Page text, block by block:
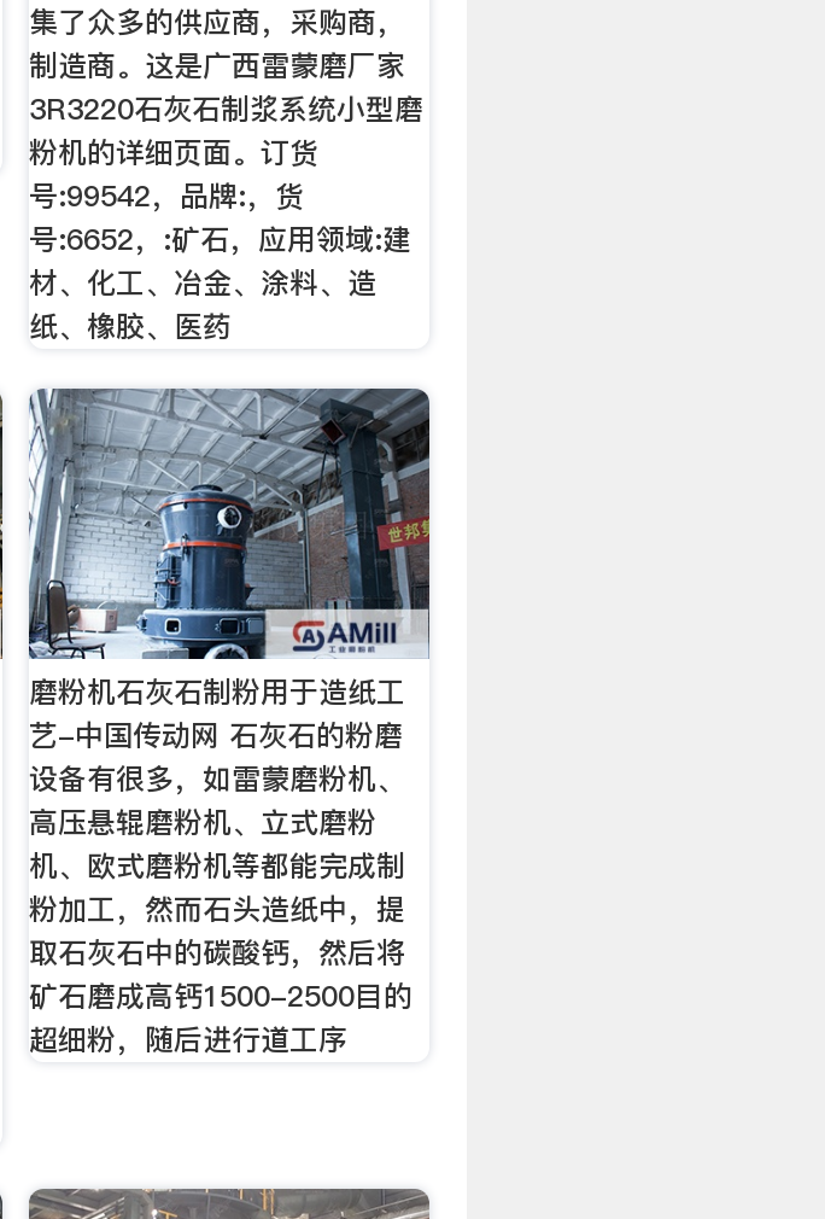
集了众多的供应商，采购商，
制造商。这是广西雷蒙磨厂家
3R3220石灰石制浆系统小型磨
粉机的详细页面。订货
号:99542，品牌:，货
号:6652，:矿石，应用领域:建
材、化工、冶金、涂料、造
纸、橡胶、医药
磨粉机石灰石制粉用于造纸工
艺-中国传动网 石灰石的粉磨
设备有很多，如雷蒙磨粉机、
高压悬辊磨粉机、立式磨粉
机、欧式磨粉机等都能完成制
粉加工，然而石头造纸中，提
取石灰石中的碳酸钙，然后将
矿石磨成高钙1500-2500目的
超细粉，随后进行道工序